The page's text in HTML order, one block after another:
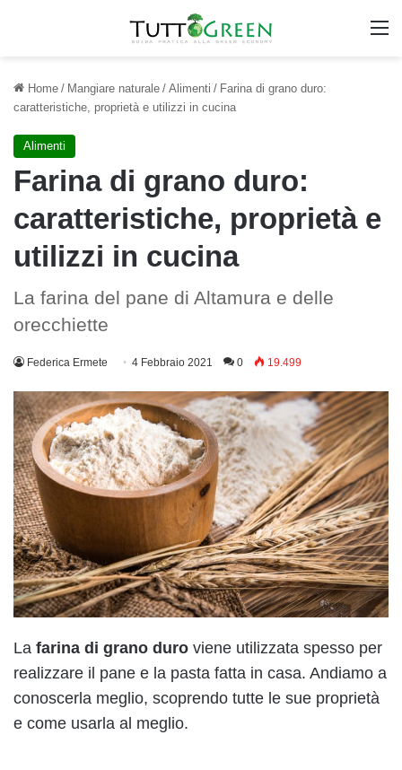
Home / Mangiare naturale / Alimenti / Farina di grano duro:
caratteristiche, proprietà e utilizzi in cucina
Alimenti
Farina di grano duro:
caratteristiche, proprietà e
utilizzi in cucina
La farina del pane di Altamura e delle
orecchiette
Federica Ermete 4 Febbraio 2021 0 19.499
La farina di grano duro viene utilizzata spesso per
realizzare il pane e la pasta fatta in casa. Andiamo a
conoscerla meglio, scoprendo tutte le sue proprietà
e come usarla al meglio.